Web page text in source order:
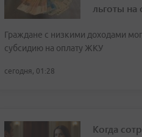
льготы
Граждане с низкими доходами
субсидию на оплату ЖКУ
сегодня, 01:28
Когда